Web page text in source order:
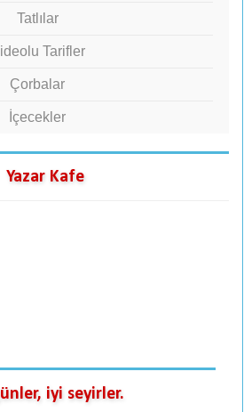
Tatlılar
Tarifler
Çorbalar
İçecekler
Yazar Kafe
iyi seyirler.